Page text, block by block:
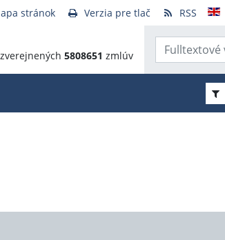
stránok Verzia pre tlač RSS
5808651 zmlúv